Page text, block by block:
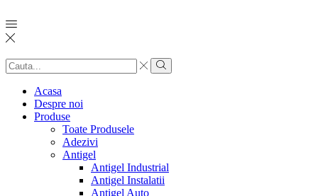
Search
input
Search
Acasa
Despre noi
Produse
Toate Produsele
Adezivi
Antigel
Antigel Industrial
Antigel Instalatii
Antigel Auto